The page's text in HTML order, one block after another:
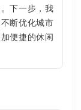
下一步，我
断优化城市
便捷的休闲